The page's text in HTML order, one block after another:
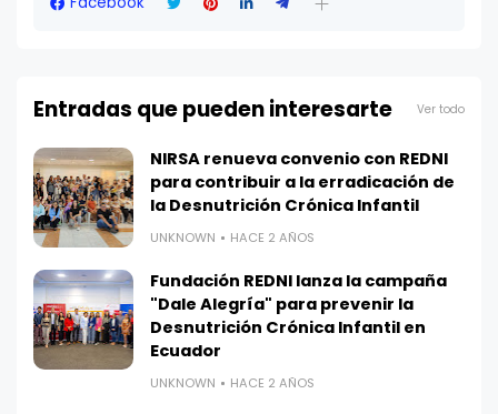
Entradas que pueden interesarte Ver todo
NIRSA renueva convenio con REDNI
para contribuir a la erradicación de
la Desnutrición Crónica Infantil
UNKNOWN HACE 2 AÑOS
Fundación REDNI lanza la campaña
"Dale Alegría" para prevenir la
Desnutrición Crónica Infantil en
Ecuador
UNKNOWN HACE 2 AÑOS